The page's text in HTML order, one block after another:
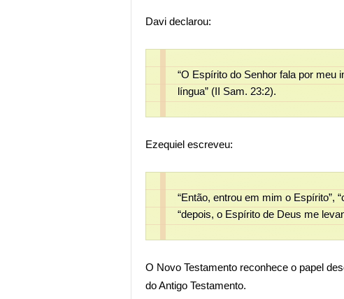
Davi declarou:
“O Espírito do Senhor fala por meu
língua” (II Sam. 23:2).
Ezequiel escreveu:
“Então, entrou em mim o Espírito”,
“depois, o Espírito de Deus me
O Novo Testamento reconhece o papel
do Antigo Testamento.